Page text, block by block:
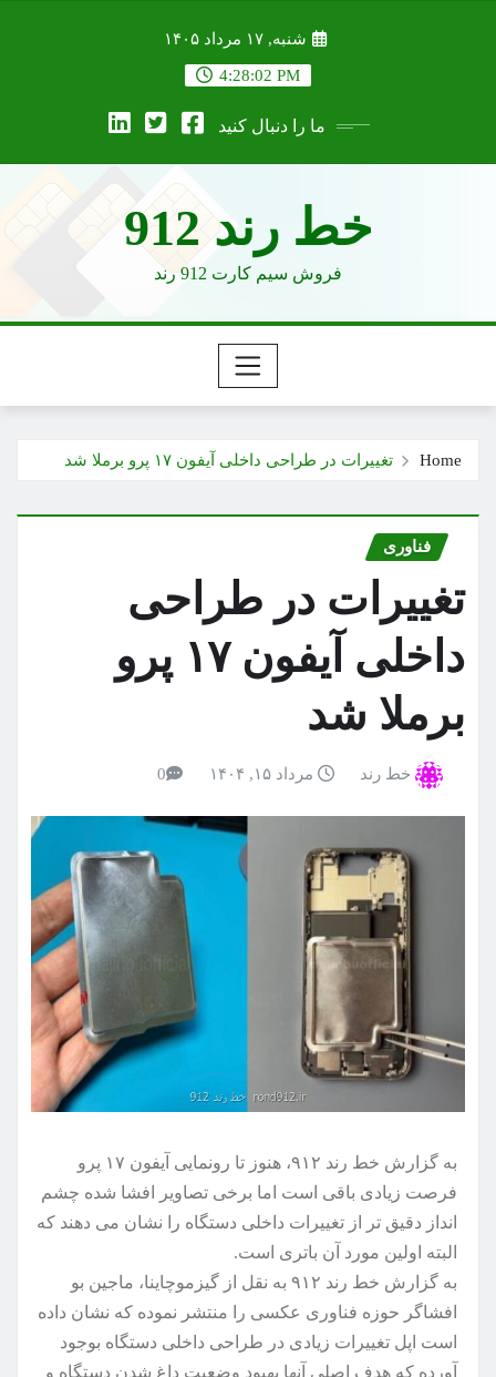
شنبه, ۱۷ مرداد ۱۴۰۵
4:28:02 PM
ما را دنبال کنید
خط رند 912
فروش سیم کارت 912 رند
Home تغییرات در طراحی داخلی آیفون ۱۷ پرو برملا شد
فناوری
تغییرات در طراحی
داخلی آیفون ۱۷ پرو
برملا شد
خط رند مرداد ۱۵, ۱۴۰۴ 0
به گزارش خط رند ۹۱۲، هنوز تا رونمایی آیفون ۱۷ پرو
فرصت زیادی باقی است اما برخی تصاویر افشا شده چشم
انداز دقیق تر از تغییرات داخلی دستگاه را نشان می دهند که
البته اولین مورد آن باتری است.
به گزارش خط رند ۹۱۲ به نقل از گیزموچاینا، ماجین بو
افشاگر حوزه فناوری عکسی را منتشر نموده که نشان داده
است اپل تغییرات زیادی در طراحی داخلی دستگاه بوجود
آورده که هدف اصلی آنها بهبود وضعیت داغ شدن دستگاه و